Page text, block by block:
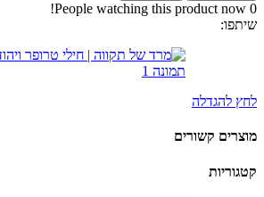
0
People watching this product now!
שיתפו:
לחץ להגדלה
מוצרים קשורים
קטגוריות